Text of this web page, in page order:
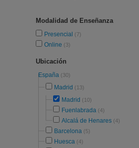
Modalidad de Enseñanza
Presencial (7)
Online (3)
Ubicación
España (30)
Madrid (13)
Madrid (10)
Fuenlabrada (4)
Alcalá de Henares (4)
Barcelona (5)
Huesca (4)